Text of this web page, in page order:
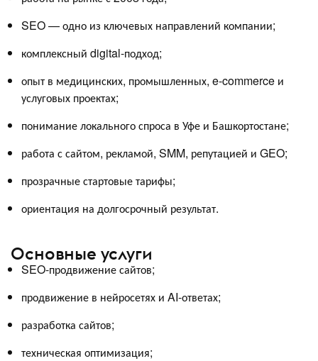
SEO — одно из ключевых направлений компании;
комплексный digital-подход;
опыт в медицинских, промышленных, e-commerce и
услуговых проектах;
понимание локального спроса в Уфе и Башкортостане;
работа с сайтом, рекламой, SMM, репутацией и GEO;
прозрачные стартовые тарифы;
ориентация на долгосрочный результат.
Основные услуги
SEO-продвижение сайтов;
продвижение в нейросетях и AI-ответах;
разработка сайтов;
техническая оптимизация;